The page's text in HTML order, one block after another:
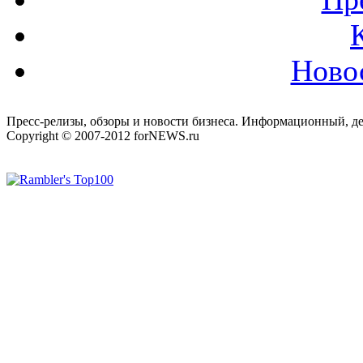
Пресс-релизы, обзоры и новости бизнеса. Информационный,
Copyright © 2007-2012 forNEWS.ru